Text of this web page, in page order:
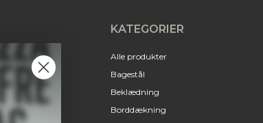
KATEGORIER
Alle produkter
Bagestål
Beklædning
Borddækning